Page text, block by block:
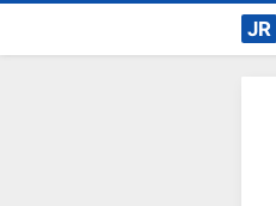
JR